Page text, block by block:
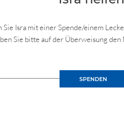
Sie Isra mit einer Spende/einem
Sie bitte auf der Überweisung den
SPENDEN